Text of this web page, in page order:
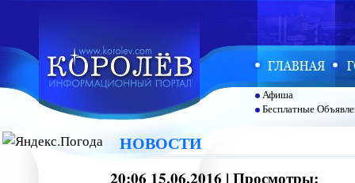
Афиша
Бесплатные
НОВОСТИ
20:06 15.06.2016 | Просмотры: